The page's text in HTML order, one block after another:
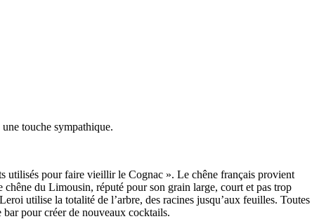
touche sympathique.
utilisés pour faire vieillir le Cognac ». Le chêne français provient
du Limousin, réputé pour son grain large, court et pas trop
utilise la totalité de l’arbre, des racines jusqu’aux feuilles. Toutes
pour créer de nouveaux cocktails.